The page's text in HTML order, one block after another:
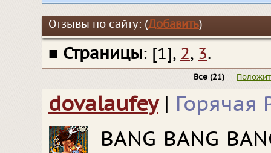
Отзывы по сайту: (Добавить)
■ Страницы: [1], 2, 3.
Все (21)
dovalaufey | Горячая
BANG BANG